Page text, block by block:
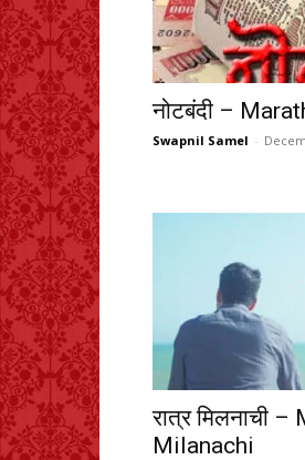
नोटबंदी –
Swapnil Samel -
रात्र मिलनाची
Milanachi